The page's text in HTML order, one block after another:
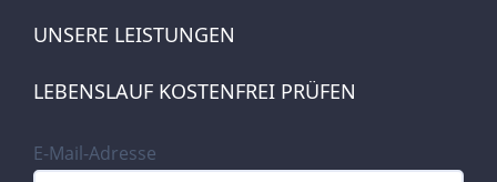
UNSERE LEISTUNGEN
LEBENSLAUF KOSTENFREI PRÜFEN
E-Mail-Adresse